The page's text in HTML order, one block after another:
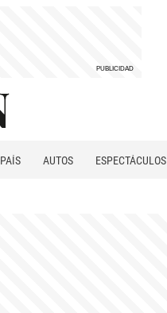
PAÍS AUTOS
ESPECTÁCULOS